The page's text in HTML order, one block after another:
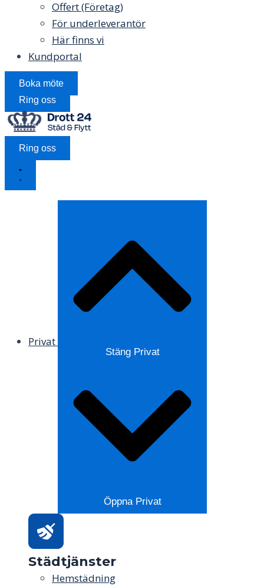
Offert (Företag)
För underleverantör
Här finns vi
Kundportal
Boka möte
Ring oss
Ring oss
Privat
Stäng Privat
Öppna Privat
Städtjänster
Hemstädning